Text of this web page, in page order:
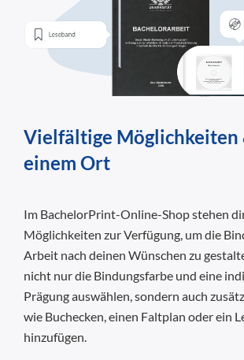
Vielfältige Möglichkeiten
einem Ort
Im BachelorPrint-Online-Shop stehen
Möglichkeiten zur Verfügung, um die
Arbeit nach deinen Wünschen zu
nicht nur die Bindungsfarbe und eine
Prägung auswählen, sondern auch
wie Buchecken, einen Faltplan oder ein
hinzufügen.